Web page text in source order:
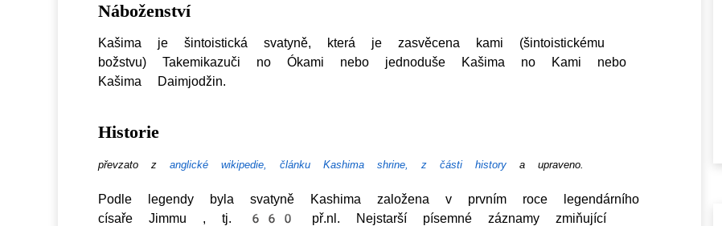
Náboženství
Kašima je šintoistická svatyně, která je zasvěcena kami (šintoistickému
božstvu) Takemikazuči no Ókami nebo jednoduše Kašima no Kami nebo
Kašima Daimjodžin.
Historie
převzato z anglické wikipedie, článku Kashima shrine, z části history a upraveno.
Podle legendy byla svatyně Kashima založena v prvním roce legendárního
císaře Jimmu , tj. 660 př.nl. Nejstarší písemné záznamy zmiňující